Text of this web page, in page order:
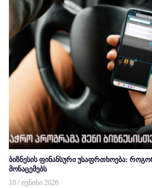
ბიზნესის ფინანსური უსაფრთხოება:
მონაცემებს
10 / ივნისი 2026